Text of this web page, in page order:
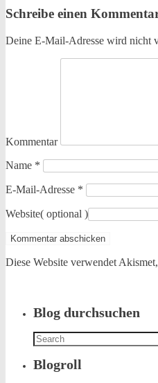
Schreibe einen
Deine E-Mail-Adresse wird nicht
Kommentar
Name *
E-Mail-Adresse *
Website( optional )
Diese Website verwendet
Blog durchsuchen
Search
for:
Blogroll